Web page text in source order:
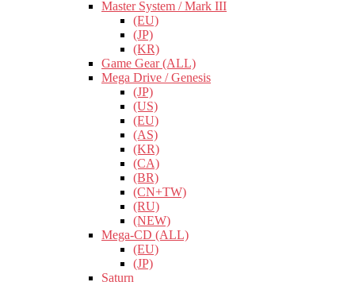
Master System / Mark III
(EU)
(JP)
(KR)
Game Gear (ALL)
Mega Drive / Genesis
(JP)
(US)
(EU)
(AS)
(KR)
(CA)
(BR)
(CN+TW)
(RU)
(NEW)
Mega-CD (ALL)
(EU)
(JP)
Saturn